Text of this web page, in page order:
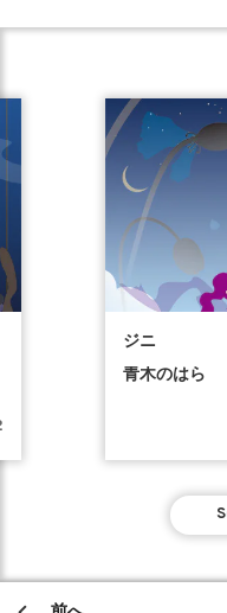
ジニ
青木のはら